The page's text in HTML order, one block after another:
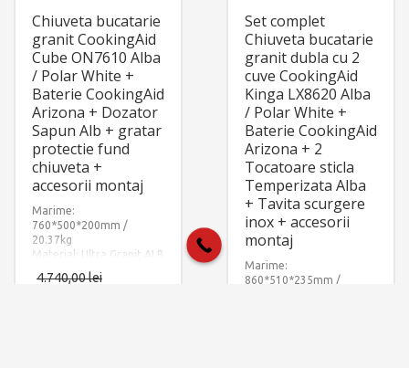
Chiuveta bucatarie
granit CookingAid
Cube ON7610 Alba
/ Polar White +
Baterie CookingAid
Arizona + Dozator
Sapun Alb + gratar
protectie fund
chiuveta +
accesorii montaj
Marime:
760*500*200mm /
20.37kg
Material: Ultra Granit ALB
POLAR – POLAR WHITE
Componente: Chiuveta
4.740,00lei
Set complet
Chiuveta bucatarie
granit dubla cu 2
cuve CookingAid
Kinga LX8620 Alba
/ Polar White +
Baterie CookingAid
Arizona + 2
Tocatoare sticla
Temperizata Alba
+ Tavita scurgere
inox + accesorii
montaj
Marime:
860*510*235mm /